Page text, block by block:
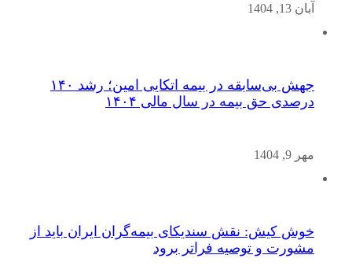
آبان 13, 1404
جهش بی‌سابقه در بیمه اتکایی امین؛ رشد ۱۴۰
درصدی حق بیمه در سال مالی ۱۴۰۴
مهر 9, 1404
خوش کیش: نقش سندیکای بیمه‌گران ایران باید از
مشورت و توصیه فراتر برود